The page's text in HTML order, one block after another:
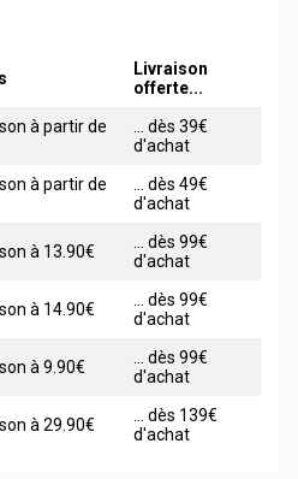
Livraison
offerte...
à partir de
... dès 39€
d'achat
à partir de
... dès 49€
d'achat
à 13.90€
... dès 99€
d'achat
à 14.90€
... dès 99€
d'achat
à 9.90€
... dès 99€
d'achat
à 29.90€
... dès 139€
d'achat